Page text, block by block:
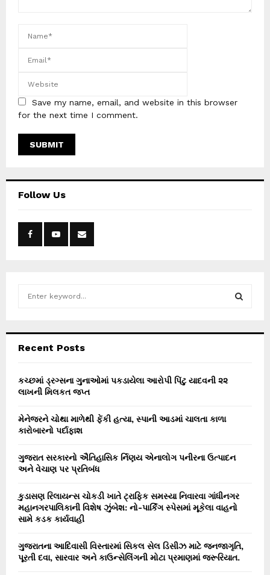
Save my name, email, and website in this browser
for the next time I comment.
Follow Us
h
o
r
Recent Posts
કચ્છમાં ડ્રગ્સના ગુનાઓમાં પકડાયેલા આરોપી પિંટુ યાદવની ૨૨
લાખની મિલકત જપ્ત
મેનેજરને ચોથા માળેથી ફેંકી હત્યા, સ્પાની આડમાં ચાલતા કાળા
કારોબારનો પર્દાફાશ
ગુજરાત સરકારનો ઐતિહાસિક ર્નિણય એનાલોગ પનીરના ઉત્પાદન
અને વેચાણ પર પ્રતિબંધ
કુડાસણ રિલાયન્સ ચોકડી ખાતે ટ્રાફિક સમસ્યા નિવારવા ગાંધીનગર
મહાનગરપાલિકાની વિશેષ ઝુંબેશ: નો-પાર્કિંગ સ્પેસમાં મૂકેલા વાહનો
સામે કડક કાર્યવાહી
ગુજરાતના આદિવાસી વિસ્તારમાં સિકલ સેલ ડિસીઝ માટે જનજાગૃતિ,
પૂરતી દવા, સારવાર અને કાઉન્સેલિંગની મોટા પ્રમાણમાં જરૂરિયાત.